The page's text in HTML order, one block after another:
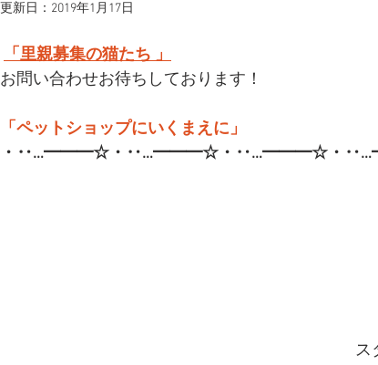
更新日： 2019年1月17日
「里親募集の猫たち 」
お問い合わせお待ちしております！
「ペットショップにいくまえに」
・‥…━━━☆・‥…━━━☆・‥…━━━☆・
ス